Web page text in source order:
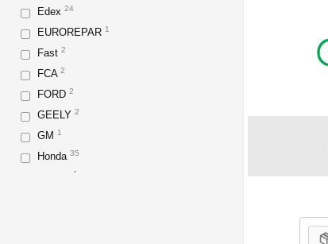
Edex 24
EUROREPAR 1
Fast 2
FCA 2
FORD 2
GEELY 2
GM 1
Honda 35
1